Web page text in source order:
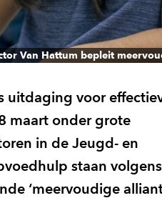
Van Hattum bepleit
uitdaging voor
maart onder grote
in de Jeugd- en
staan
‘meervoudige